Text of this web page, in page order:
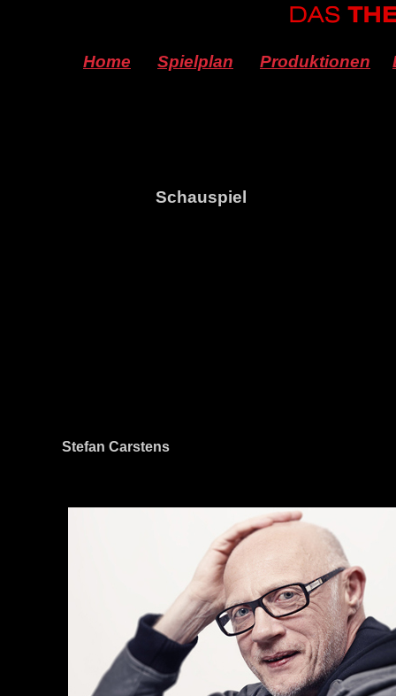
Home Spielplan Produktionen
Schauspiel
Stefan Carstens